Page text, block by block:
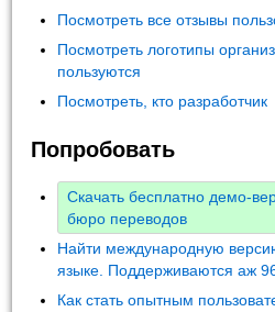
Посмотреть все отзывы
Посмотреть логотипы
пользуются
Посмотреть, кто разработчик
Попробовать
Скачать бесплатно демо-
бюро переводов
Найти международную
языке. Поддерживаются аж
Как стать опытным